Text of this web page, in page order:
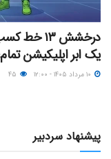
یک ابر اپلیکیشن
پیشنهاد سردبیر